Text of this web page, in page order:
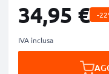
34,95 € -
IVA inclusa